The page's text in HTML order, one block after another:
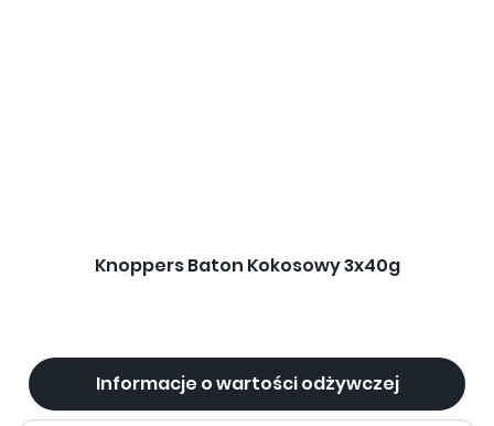
Knoppers Baton Kokosowy 3x40g
Informacje o wartości odżywczej